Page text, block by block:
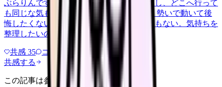
ぶらりんです。辞めれば楽になる気もするし、どこへ行って
も同じな気もして、決め手がありません。 勢いで動いて後
悔したくないけれど、このまま留まる根拠もない。気持ちを
整理したいので、判断材料の集…
共感 35 コメント
共感する
この記事は参考になりましたか？